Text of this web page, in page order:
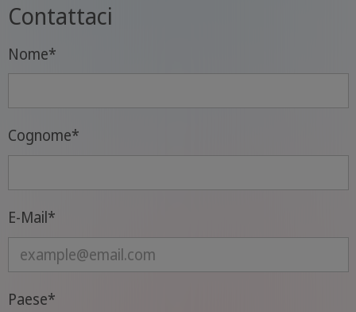
Contattaci
Nome*
Cognome*
E-Mail*
Paese*